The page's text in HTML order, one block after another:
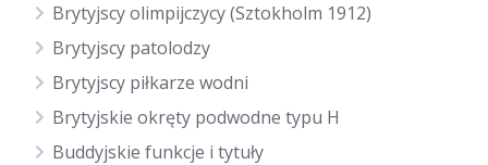
Brytyjscy olimpijczycy (Sztokholm 1912)
Brytyjscy patolodzy
Brytyjscy piłkarze wodni
Brytyjskie okręty podwodne typu H
Buddyjskie funkcje i tytuły